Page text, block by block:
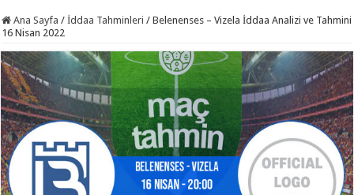
Ana Sayfa / İddaa Tahminleri / Belenenses – Vizela İddaa Analizi ve Tahmini
16 Nisan 2022